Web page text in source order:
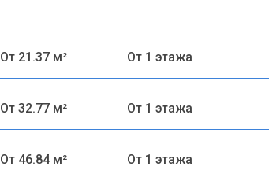
От 21.37 м² От 1 этажа
От 32.77 м² От 1 этажа
От 46.84 м² От 1 этажа